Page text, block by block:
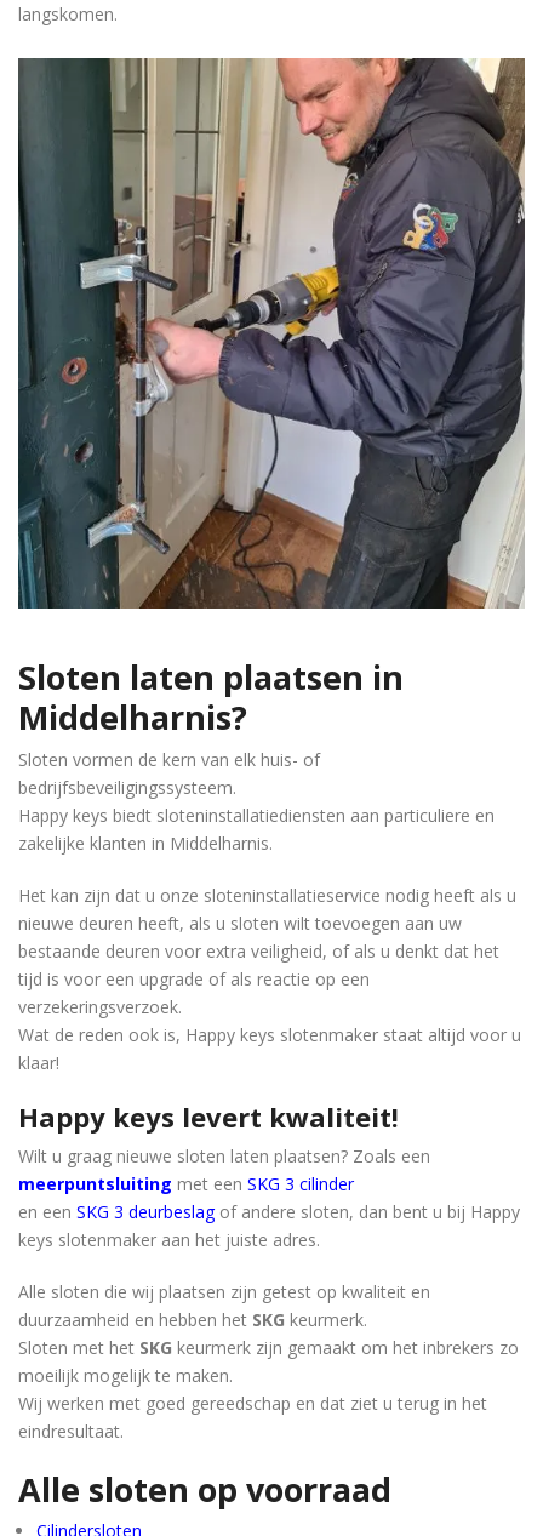
langskomen.
Sloten laten plaatsen in
Middelharnis?
Sloten vormen de kern van elk huis- of
bedrijfsbeveiligingssysteem.
Happy keys biedt sloteninstallatiediensten aan particuliere en
zakelijke klanten in Middelharnis.
Het kan zijn dat u onze sloteninstallatieservice nodig heeft als u
nieuwe deuren heeft, als u sloten wilt toevoegen aan uw
bestaande deuren voor extra veiligheid, of als u denkt dat het
tijd is voor een upgrade of als reactie op een
verzekeringsverzoek.
Wat de reden ook is, Happy keys slotenmaker staat ​​altijd voor u
klaar!
Happy keys levert kwaliteit!
Wilt u graag nieuwe sloten laten plaatsen? Zoals een
meerpuntsluiting met een SKG 3 cilinder
en een SKG 3 deurbeslagof andere sloten, dan bent u bij Happy
keys slotenmaker aan het juiste adres.
Alle sloten die wij plaatsen zijn getest op kwaliteit en
duurzaamheid en hebben het SKG keurmerk.
Sloten met het SKG keurmerk zijn gemaakt om het inbrekers zo
moeilijk mogelijk te maken.
Wij werken met goed gereedschap en dat ziet u terug in het
eindresultaat.
Alle sloten op voorraad
Cilindersloten